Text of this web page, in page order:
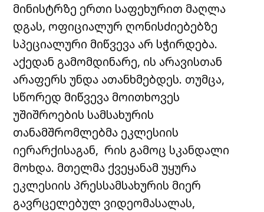
მინისტრზე ერთი საფეხურით მაღლა
დგას, ოფიციალურ ღონისძიებებზე
სპეციალური მიწვევა არ სჭირდება.
აქედან გამომდინარე, ის არავისთან
არაფერს უნდა ათანხმებდეს. თუმცა,
სწორედ მიწვევა მოითხოვეს
უშიშროების სამსახურის
თანამშრომლებმა ეკლესიის
იერარქისაგან, რის გამოც სკანდალი
მოხდა. მთელმა ქვეყანამ უყურა
ეკლესიის პრესსამსახურის მიერ
გავრცელებულ ვიდეომასალას,